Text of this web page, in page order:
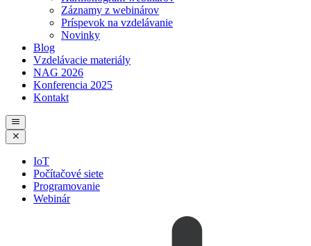
Záznamy z webinárov
Príspevok na vzdelávanie
Novinky
Blog
Vzdelávacie materiály
NAG 2026
Konferencia 2025
Kontakt
IoT
Počítačové siete
Programovanie
Webinár